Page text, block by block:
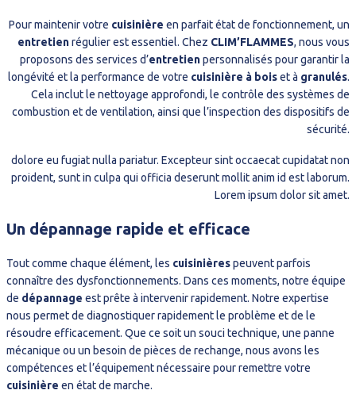
Pour maintenir votre cuisinière en parfait état de fonctionnement, un
entretienrégulier est essentiel. Chez CLIM’FLAMMES, nous vous
proposons des services d’entretienpersonnalisés pour garantir la
longévité et la performance de votre cuisinière à boiset à granulés.
Cela inclut le nettoyage approfondi, le contrôle des systèmes de
combustion et de ventilation, ainsi que l’inspection des dispositifs de
sécurité.
dolore eu fugiat nulla pariatur. Excepteur sint occaecat cupidatat non
proident, sunt in culpa qui officia deserunt mollit anim id est laborum.
Lorem ipsum dolor sit amet.
Un dépannage rapide et efficace
Tout comme chaque élément, les cuisinièrespeuvent parfois
connaître des dysfonctionnements. Dans ces moments, notre équipe
de dépannage est prête à intervenir rapidement. Notre expertise
nous permet de diagnostiquer rapidement le problème et de le
résoudre efficacement. Que ce soit un souci technique, une panne
mécanique ou un besoin de pièces de rechange, nous avons les
compétences et l’équipement nécessaire pour remettre votre
cuisinière en état de marche.